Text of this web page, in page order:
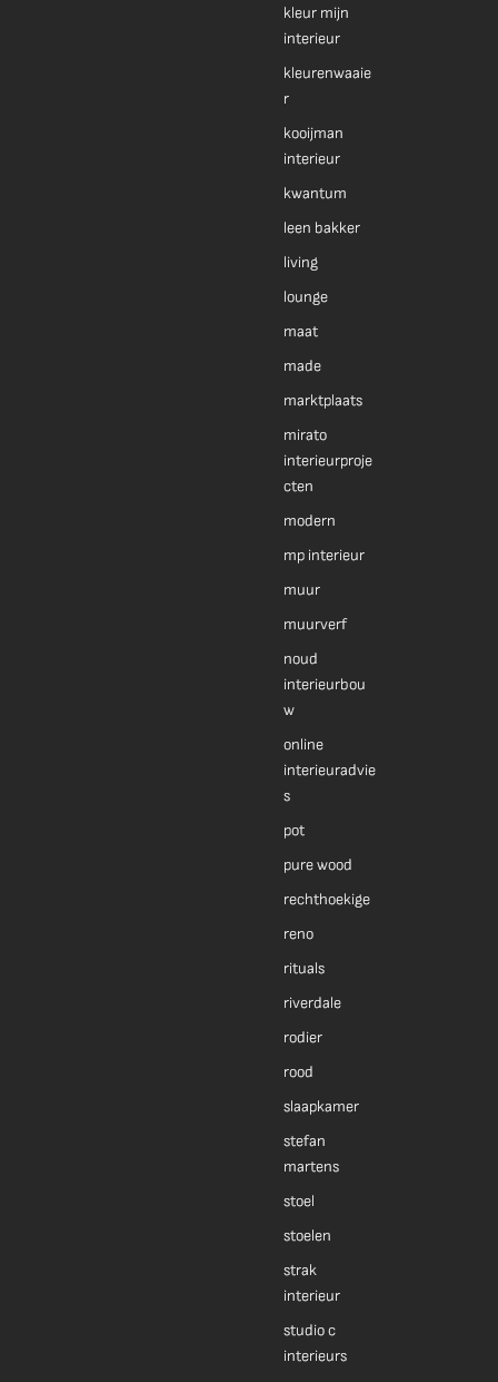
kleur mijn
interieur
kleurenwaaie
r
kooijman
interieur
kwantum
leen bakker
living
lounge
maat
made
marktplaats
mirato
interieurproje
cten
modern
mp interieur
muur
muurverf
noud
interieurbou
w
online
interieuradvie
s
pot
pure wood
rechthoekige
reno
rituals
riverdale
rodier
rood
slaapkamer
stefan
martens
stoel
stoelen
strak
interieur
studio c
interieurs